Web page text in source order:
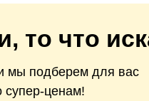
то что
мы подберем для вас
ценам!